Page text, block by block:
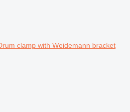
clamp with Weidemann bracket